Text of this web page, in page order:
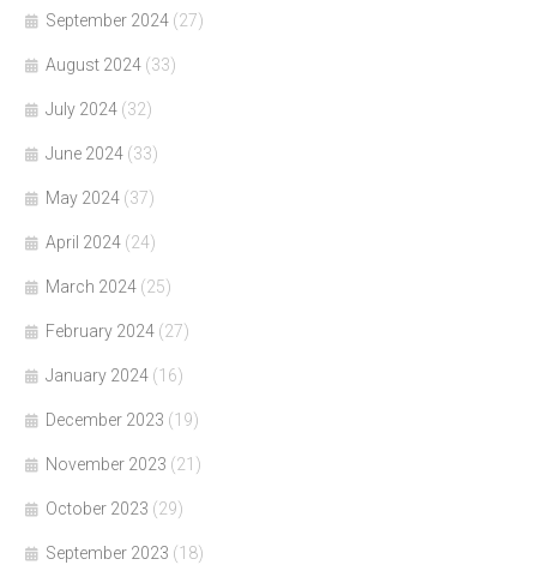
September 2024 (27)
August 2024 (33)
July 2024 (32)
June 2024 (33)
May 2024 (37)
April 2024 (24)
March 2024 (25)
February 2024 (27)
January 2024 (16)
December 2023 (19)
November 2023 (21)
October 2023 (29)
September 2023 (18)